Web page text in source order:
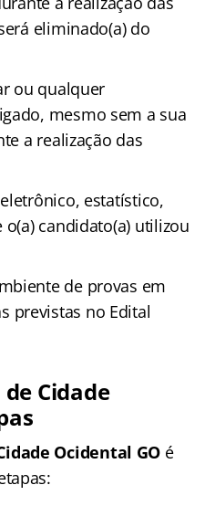
eliminado(a) do
ou qualquer
mesmo sem a sua
a realização das
estatístico,
candidato(a) utilizou
de provas em
previstas no Edital
Cidade
Ocidental GO é